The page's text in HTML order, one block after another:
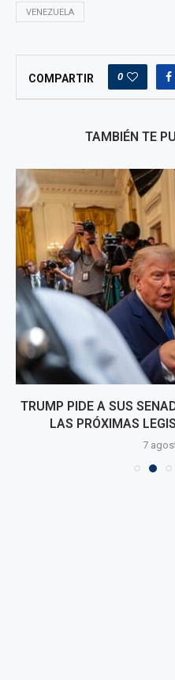
VENEZUELA
COMPARTIR 0
TAMBIÉN TE
TRUMP PIDE A SUS
LAS PRÓXIMAS
7